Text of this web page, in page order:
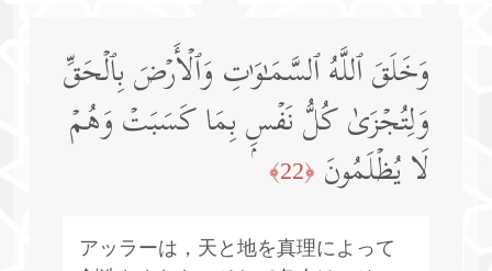
وَخَلَقَ ٱللَّهُ ٱلسَّمَـٰوَ ٰ⁠تِ وَٱلۡأَرۡضَ بِٱلۡحَقِّ
وَلِتُجۡزَىٰ كُلُّ نَفۡسِۭ بِمَا كَسَبَتۡ وَهُمۡ
لَا یُظۡلَمُونَ ﴿22﴾
アッラーは，天と地を真理によって